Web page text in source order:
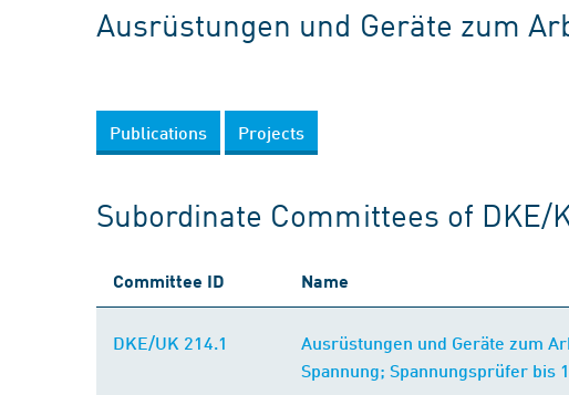
Ausrüstungen und Geräte zum
Publications Projects
Subordinate Committees of DKE/
Committee ID Name
DKE/UK 214.1
Ausrüstungen und Geräte zum
Spannung; Spannungsprüfer bis